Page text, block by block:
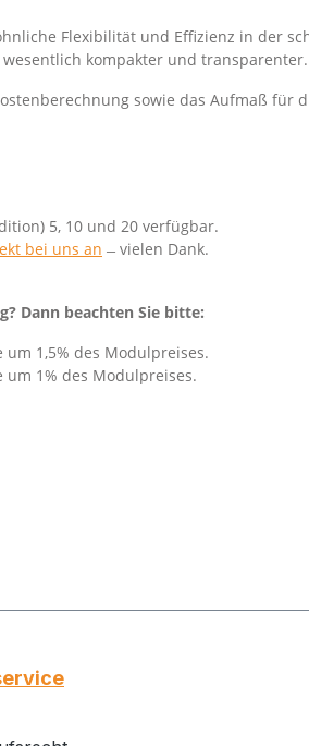
Flexibilität und Effizienz in der
kompakter und transparenter.
sowie das Aufmaß für
5, 10 und 20 verfügbar.
bei uns an ̶ vielen Dank.
Dann beachten Sie bitte:
1,5% des Modulpreises.
um 1% des Modulpreises.